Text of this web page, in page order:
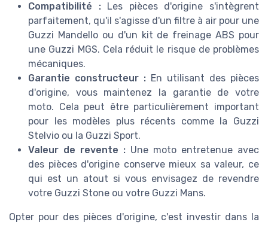
Compatibilité :Les pièces d'origine s'intègrent
parfaitement, qu'il s'agisse d'un filtre à air pour une
Guzzi Mandello ou d'un kit de freinage ABS pour
une Guzzi MGS. Cela réduit le risque de problèmes
mécaniques.
Garantie constructeur : En utilisant des pièces
d'origine, vous maintenez la garantie de votre
moto. Cela peut être particulièrement important
pour les modèles plus récents comme la Guzzi
Stelvio ou la Guzzi Sport.
Valeur de revente : Une moto entretenue avec
des pièces d'origine conserve mieux sa valeur, ce
qui est un atout si vous envisagez de revendre
votre Guzzi Stone ou votre Guzzi Mans.
Opter pour des pièces d'origine, c'est investir dans la